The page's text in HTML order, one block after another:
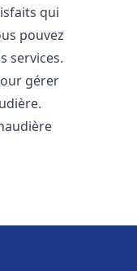
qui
pouvez
services.
gérer